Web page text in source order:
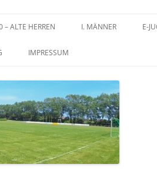
Inhalt
– ALTE HERREN I. MÄNNER E-
IMPRESSUM